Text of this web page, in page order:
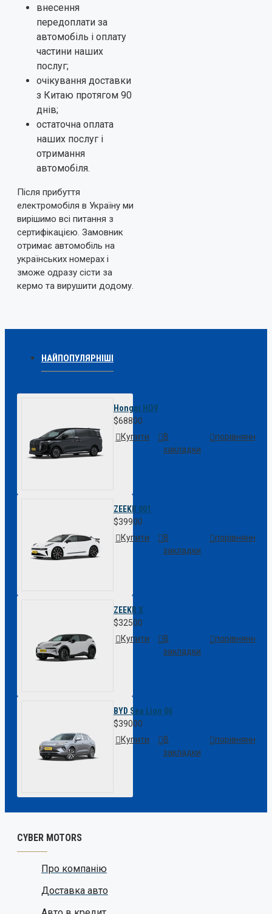
внесення
передоплати за
автомобіль і оплату
частини наших
послуг;
очікування доставки
з Китаю протягом 90
днів;
остаточна оплата
наших послуг і
отримання
автомобіля.
Після прибуття
електромобіля в Україну ми
вирішимо всі питання з
сертифікацією. Замовник
отримає автомобіль на
українських номерах і
зможе одразу сісти за
кермо та вирушити додому.
НАЙПОПУЛЯРНІШІ
Hongqi HQ9
$68800
Купити
В
закладки
порівняння
ZEEKR 001
$39900
Купити
В
закладки
порівняння
ZEEKR X
$32500
Купити
В
закладки
порівняння
BYD Sea Lion 06
$39000
Купити
В
закладки
порівняння
CYBER MOTORS
Про компанію
Доставка авто